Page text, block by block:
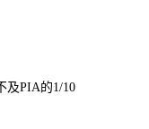
及PIA的1/10